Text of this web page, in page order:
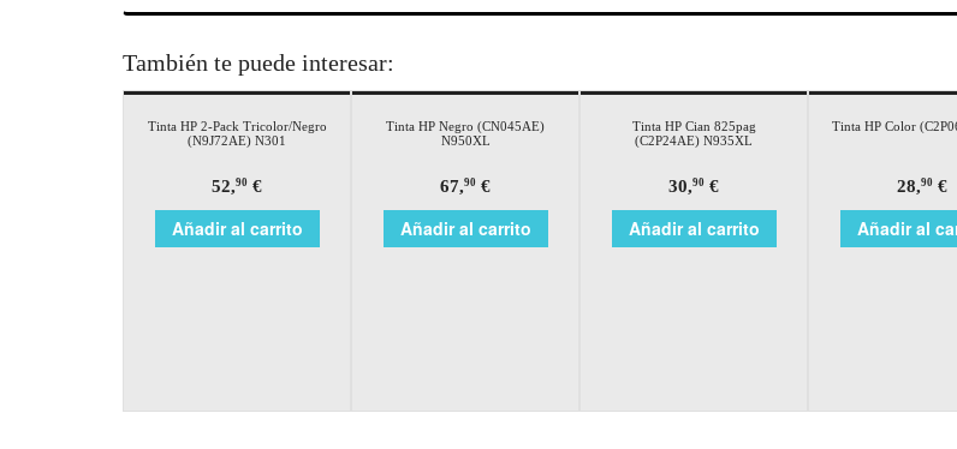
También te puede interesar:
Tinta HP 2-Pack Tricolor/Negro
(N9J72AE) N301
52,90 €
Añadir al carrito
Tinta HP Negro (CN045AE)
N950XL
67,90 €
Añadir al carrito
Tinta HP Cian 825pag
(C2P24AE) N935XL
30,90 €
Añadir al carrito
Tinta HP Color
28,90 €
Añadir al